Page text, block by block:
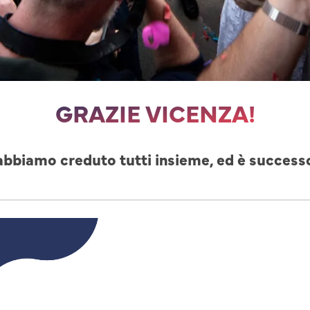
GRAZIE VICENZA!
creduto tutti insieme, ed è